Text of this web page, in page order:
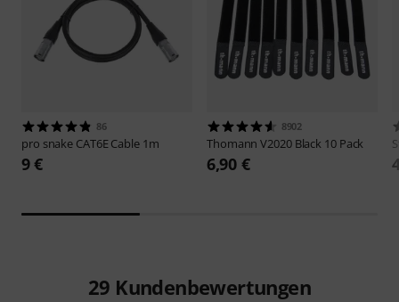
86
pro snake CAT6E Cable 1m
9 €
8902
ThomannV2020 Black 10 Pack
6,90 €
29 Kundenbewertungen